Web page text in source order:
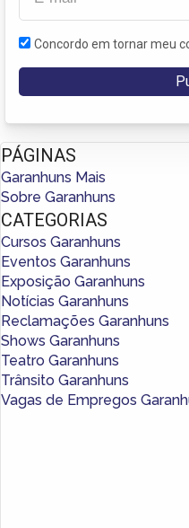
Concordo em tornar meu
PÁGINAS
Garanhuns Mais
Sobre Garanhuns
CATEGORIAS
Cursos Garanhuns
Eventos Garanhuns
Exposição Garanhuns
Notícias Garanhuns
Reclamações Garanhuns
Shows Garanhuns
Teatro Garanhuns
Trânsito Garanhuns
Vagas de Empregos